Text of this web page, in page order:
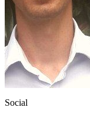
Social